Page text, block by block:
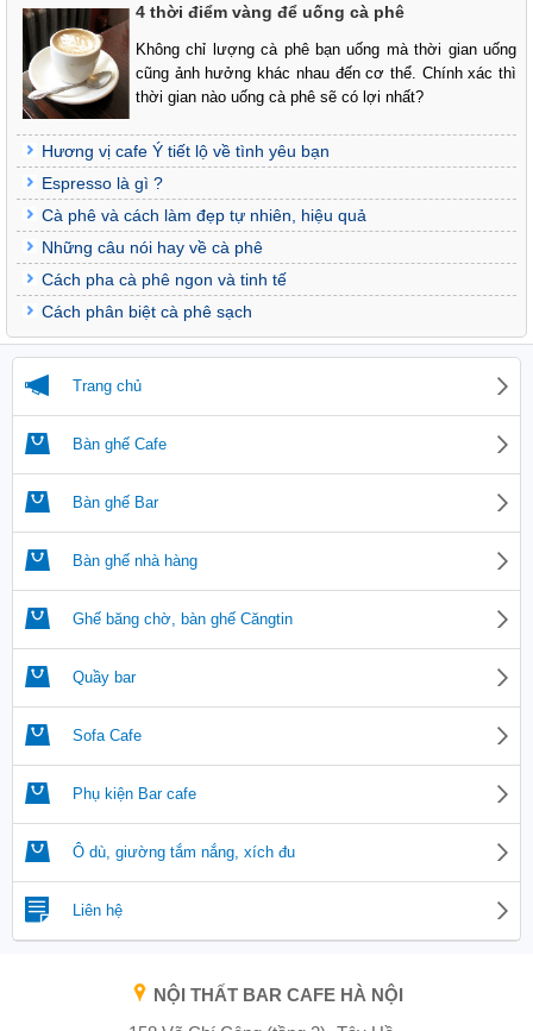
4 thời điểm vàng để uống cà phê
Không chỉ lượng cà phê bạn uống mà thời gian uống
cũng ảnh hưởng khác nhau đến cơ thể. Chính xác thì
thời gian nào uống cà phê sẽ có lợi nhất?
Hương vị cafe Ý tiết lộ về tình yêu bạn
Espresso là gì ?
Cà phê và cách làm đẹp tự nhiên, hiệu quả
Những câu nói hay về cà phê
Cách pha cà phê ngon và tinh tế
Cách phân biệt cà phê sạch
Trang chủ
Bàn ghế Cafe
Bàn ghế Bar
Bàn ghế nhà hàng
Ghế băng chờ, bàn ghế Căngtin
Quầy bar
Sofa Cafe
Phụ kiện Bar cafe
Ô dù, giường tắm nắng, xích đu
Liên hệ
NỘI THẤT BAR CAFE HÀ NỘI